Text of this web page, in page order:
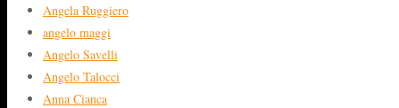
Angela Ruggiero
angelo maggi
Angelo Savelli
Angelo Talocci
Anna Cianca